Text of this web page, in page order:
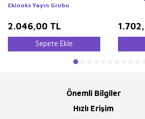
Ekinoks Yayın Grubu
2.046,00 TL
Sepete Ekle
Önemli Bilgiler
Hızlı Erişim